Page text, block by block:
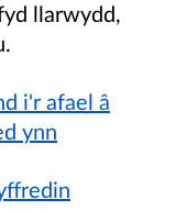
llarwydd,
i'r afael â
ynn